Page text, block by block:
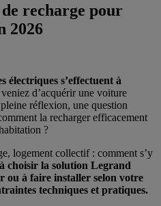
recharge pour
2026
électriques s’effectuent à
d’acquérir une voiture
réflexion, une question
la recharger efficacement
?
logement collectif : comment s’y
choisir la solution Legrand
ou à faire installer selon votre
techniques et pratiques.